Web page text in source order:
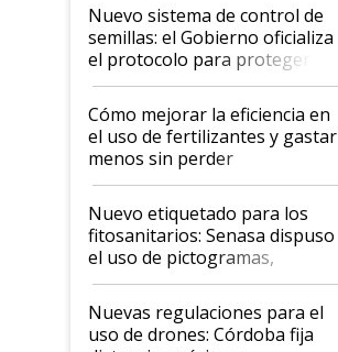
Nuevo sistema de control de
semillas: el Gobierno oficializa
el protocolo para proteger la
propiedad intelectual
Cómo mejorar la eficiencia en
el uso de fertilizantes y gastar
menos sin perder
productividad en la campaña
fina
Nuevo etiquetado para los
fitosanitarios: Senasa dispuso
el uso de pictogramas,
palabras de advertencia e
indicaciones
Nuevas regulaciones para el
uso de drones: Córdoba fija